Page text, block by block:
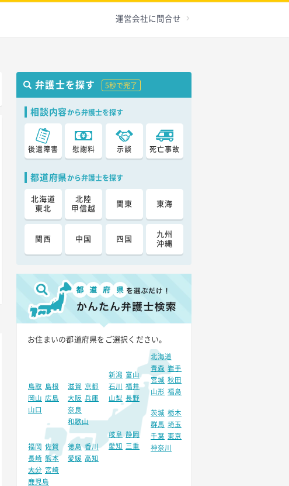
運営会社に問合せ
弁護士を探す 5秒で完了
相談内容から弁護士を探す
後遺障害 慰謝料 示談 死亡事故
都道府県から弁護士を探す
北海道
東北
北陸
甲信越
関東 東海
関西 中国 四国
九州
沖縄
お住まいの都道府県をご選択ください。
北海道
青森 岩手
宮城 秋田
山形 福島
新潟
富山
石川
福井
山梨 長野
茨城 栃木
群馬 埼玉
千葉 東京
神奈川
岐阜
静岡
愛知
三重
滋賀 京都
大阪 兵庫
奈良
和歌山
鳥取
島根
岡山
広島
山口
徳島 香川
愛媛 高知
福岡
佐賀
長崎 熊本
大分
宮崎
鹿児島